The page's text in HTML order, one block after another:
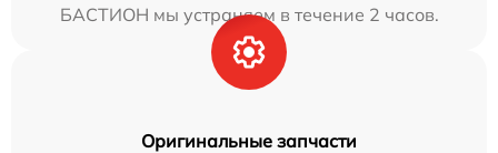
БАСТИОН мы устраняем в течение 2 часов.
Оригинальные запчасти